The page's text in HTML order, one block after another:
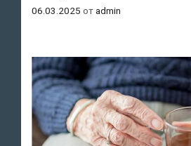
06.03.2025 отadmin